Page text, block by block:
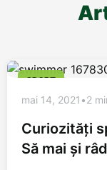
SPORT
mai 14, 2021 •2
Curiozități
Să mai și